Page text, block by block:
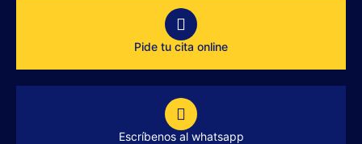
Pide tu cita online
Escríbenos al whatsapp